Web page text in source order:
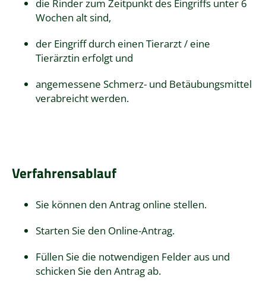
die Rinder zum Zeitpunkt des Eingriffs unter 6
Wochen alt sind,
der Eingriff durch einen Tierarzt / eine
Tierärztin erfolgt und
angemessene Schmerz- und Betäubungsmittel
verabreicht werden.
Verfahrensablauf
Sie können den Antrag online stellen.
Starten Sie den Online-Antrag.
Füllen Sie die notwendigen Felder aus und
schicken Sie den Antrag ab.